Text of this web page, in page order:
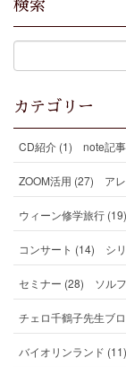
検索
カテゴリー
CD紹介 (1) note記
ZOOM活用 (27) ア
ウィーン修学旅行 (19)
コンサート (14) シ
セミナー (28) ソル
チェロ千鶴子先生ブ
バイオリンランド (11)